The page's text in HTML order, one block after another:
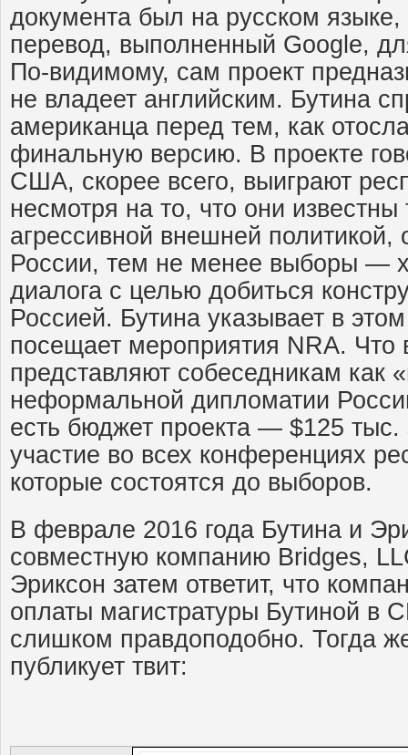
документа был на русском
перевод, выполненный Google,
По-видимому, сам проект
не владеет английским. Бутина
американца перед тем, как
финальную версию. В проекте
США, скорее всего, выиграют
несмотря на то, что они
агрессивной внешней
России, тем не менее выборы —
диалога с целью добиться
Россией. Бутина указывает в
посещает мероприятия NRA.
представляют собеседникам как
неформальной дипломатии
есть бюджет проекта — $125
участие во всех конференциях
которые состоятся до выборов.
В феврале 2016 года Бутина и
совместную компанию Bridges,
Эриксон затем ответит, что
оплаты магистратуры Бутиной в
слишком правдоподобно. Тогда
публикует твит: